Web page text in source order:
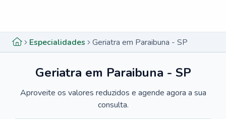
Especialidades Geriatra em Paraibuna - SP
Geriatra em Paraibuna - SP
Aproveite os valores reduzidos e agende agora a sua
consulta.